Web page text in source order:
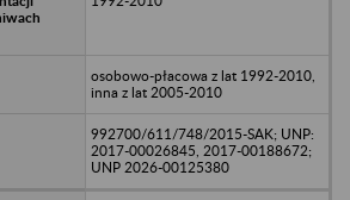
osobowo-płacowa z lat 1992-2010,
inna z lat 2005-2010
992700/611/748/2015-SAK; UNP:
2017-00026845, 2017-00188672;
UNP 2026-00125380